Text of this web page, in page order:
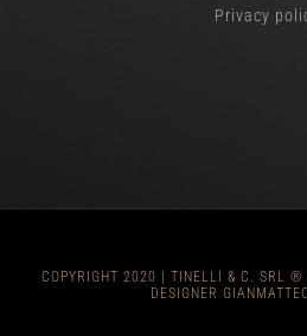
Privacy
COPYRIGHT 2020 | TINELLI & C. SRL
DESIGNER